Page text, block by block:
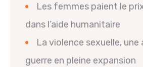
Les femmes paient le
dans l’aide humanitaire
La violence sexuelle, une
guerre en pleine expansion